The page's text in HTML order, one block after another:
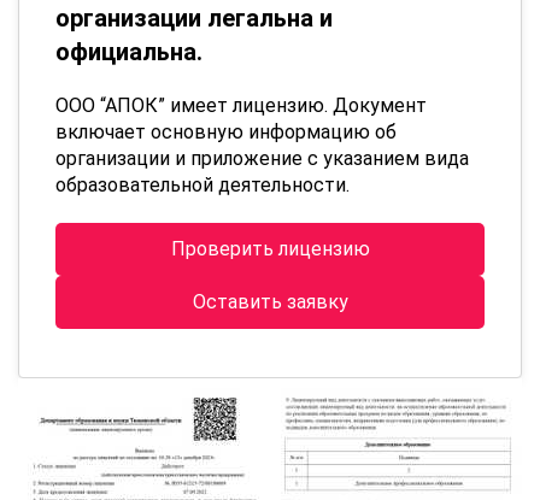
организации легальна и
официальна.
ООО “АПОК” имеет лицензию. Документ
включает основную информацию об
организации и приложение с указанием вида
образовательной деятельности.
Проверить лицензию
Оставить заявку